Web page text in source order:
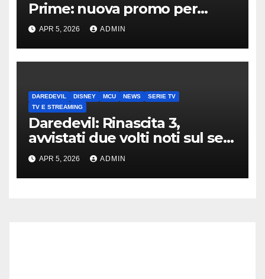
Prime: nuova promo per
clienti TIM
APR 5, 2026 ADMIN
DAREDEVIL DISNEY MCU NEWS
SERIE TV
TV E STREAMING
Daredevil: Rinascita 3,
avvistati due volti noti sul set
di New York
APR 5, 2026 ADMIN